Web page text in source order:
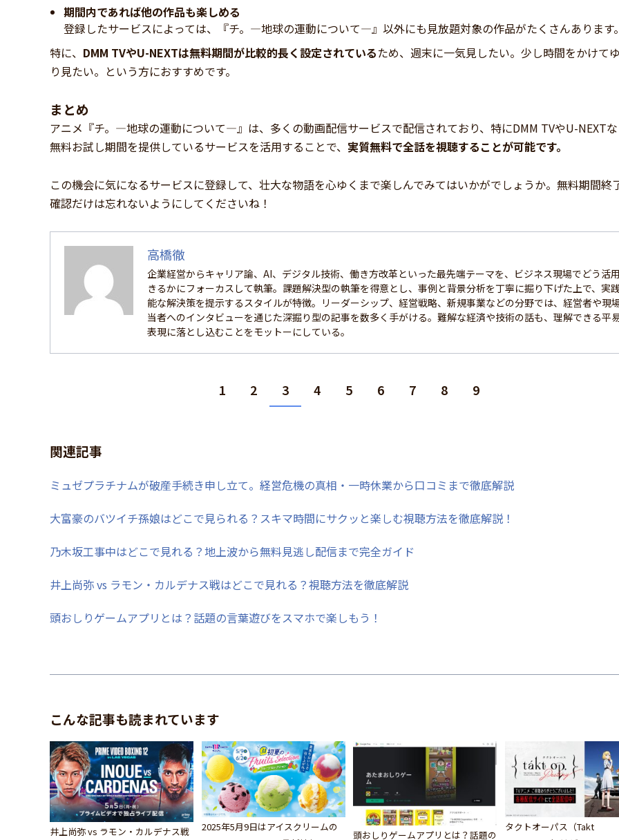
期間内であれば他の作品も楽しめる
登録したサービスによっては、『チ。―地球の運動について―』以外にも見放題対象の作品がたくさんあります。
特に、 DMM TVやU-NEXTは無料期間が比較的長く設定されているため、週末に一気見したい。少し時間をかけて
り見たい。という方におすすめです。
まとめ
アニメ『チ。―地球の運動について―』は、多くの動画配信サービスで配信されており、特にDMM TVやU-NEXTな
無料お試し期間を提供しているサービスを活用することで、 実質無料で全話を視聴することが可能です。
この機会に気になるサービスに登録して、壮大な物語を心ゆくまで楽しんでみてはいかがでしょうか。無料期間終
確認だけは忘れないようにしてくださいね！
高橋徹
企業経営からキャリア論、AI、デジタル技術、働き方改革といった最先端テーマを、ビジネス現場でどう活
きるかにフォーカスして執筆。課題解決型の執筆を得意とし、事例と背景分析を丁寧に掘り下げた上で、実
能な解決策を提示するスタイルが特徴。リーダーシップ、経営戦略、新規事業などの分野では、経営者や現
当者へのインタビューを通じた深掘り型の記事を数多く手がける。難解な経済や技術の話も、理解できる平
表現に落とし込むことをモットーにしている。
1 2 3 4 5 6 7 8 9
関連記事
ミュゼプラチナムが破産手続き申し立て。経営危機の真相・一時休業から口コミまで徹底解説
大富豪のバツイチ孫娘はどこで見られる？スキマ時間にサクッと楽しむ視聴方法を徹底解説！
乃木坂工事中はどこで見れる？地上波から無料見逃し配信まで完全ガイド
井上尚弥 vs ラモン・カルデナス戦はどこで見れる？視聴方法を徹底解説
頭おしりゲームアプリとは？話題の言葉遊びをスマホで楽しもう！
こんな記事も読まれています
井上尚弥 vs ラモン・カルデナス戦
2025年5月9日はアイスクリームの
頭おしりゲームアプリとは？話題の
タクトオーパス（Takt